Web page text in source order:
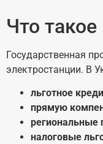
Что
Государственная
электростанции. В
льготное
прямую
налоговые